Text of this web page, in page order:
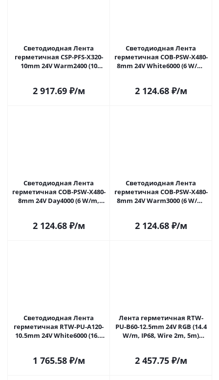
Светодиодная Лента
герметичная CSP-PFS-X320-
10mm 24V Warm2400 (10
2 917.69₽/м
Светодиодная Лента
герметичная COB-PSW-X480-
8mm 24V White6000 (6 W/m,
2 124.68₽/м
Светодиодная Лента
герметичная COB-PSW-X480-
8mm 24V Day4000 (6 W/m,
2 124.68₽/м
Светодиодная Лента
герметичная COB-PSW-X480-
8mm 24V Warm3000 (6 W/m,
2 124.68₽/м
Светодиодная Лента
герметичная RTW-PU-A120-
10.5mm 24V White6000 (16.8
1 765.58₽/м
Лента герметичная RTW-
PU-B60-12.5mm 24V RGB (14.4
W/m, IP68, Wire 2m, 5m)
2 457.75₽/м